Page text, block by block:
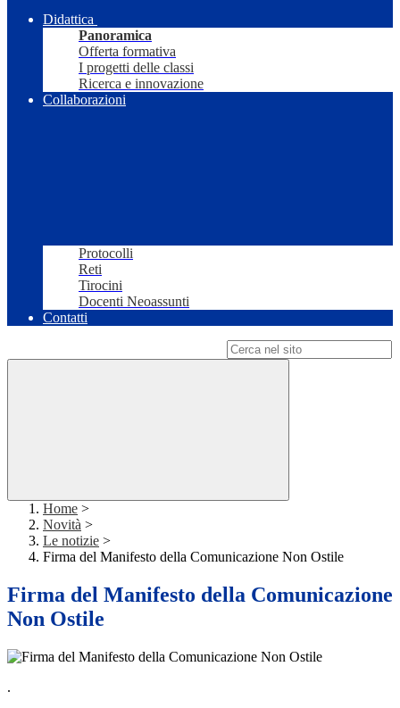
Didattica
Panoramica
Offerta formativa
I progetti delle classi
Ricerca e innovazione
Collaborazioni
Protocolli
Reti
Tirocini
Docenti Neoassunti
Contatti
Home >
Novità >
Le notizie >
Firma del Manifesto della Comunicazione Non Ostile
Firma del Manifesto della Comunicazione
Non Ostile
.